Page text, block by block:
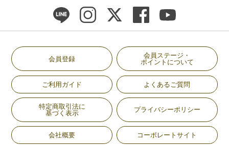
会員登録
会員ステージ・
ポイントについて
ご利用ガイド よくあるご質問
特定商取引法に
基づく表示
プライバシーポリシー
会社概要 コーポレートサイト